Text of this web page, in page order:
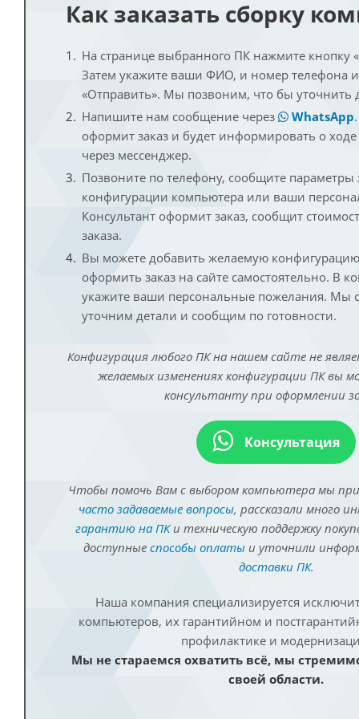
Как заказать сборку
На странице выбранного ПК нажмите кнопку
Затем укажите ваши ФИО, и номер телефона
«Отправить». Мы позвоним, что бы уточнить
Напишите нам сообщение через
WhatsApp
оформит заказ и будет информировать о
через мессенджер.
Позвоните по телефону, сообщите
конфигурации компьютера или ваши
Консультант оформит заказ, сообщит
заказа.
Вы можете добавить желаемую
оформить заказ на сайте самостоятельно. В
укажите ваши персональные пожелания. Мы
уточним детали и сообщим по готовности.
Конфигурация любого ПК на нашем сайте не
желаемых изменениях конфигурации ПК вы
консультанту при оформлении
Консультация
Чтобы помочь Вам с выбором компьютера мы
часто задаваемые вопросы, рассказали много
гарантию на ПКи техническую поддержку
доступные способы оплатыи уточнили
доставки ПК.
Наша компания специализируется
компьютеров, их гарантийном и
профилактике и
Мы не стараемся охватить всё, мы
своей области.